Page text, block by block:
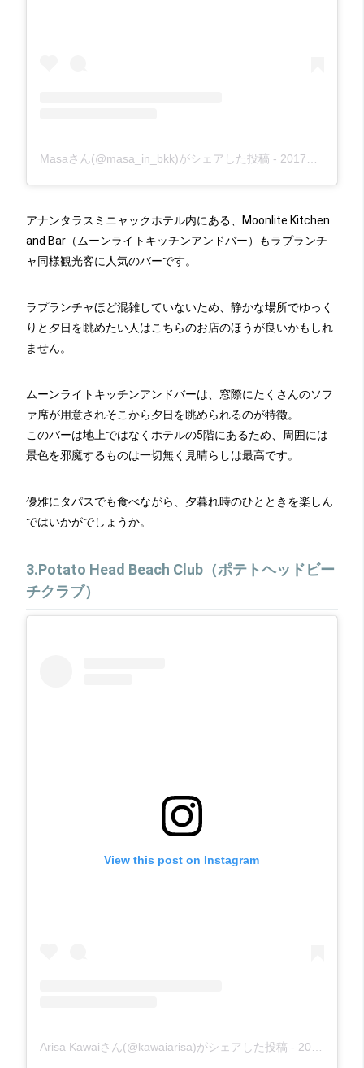
Masaさん(@masa_in_bkk)がシェアした投稿 - 2017年 6月月13日午前5時11分PDT
アナンタラスミニャックホテル内にある、Moonlite Kitchen
and Bar（ムーンライトキッチンアンドバー）もラプランチ
ャ同様観光客に人気のバーです。
ラプランチャほど混雑していないため、静かな場所でゆっく
りと夕日を眺めたい人はこちらのお店のほうが良いかもしれ
ません。
ムーンライトキッチンアンドバーは、窓際にたくさんのソフ
ァ席が用意されそこから夕日を眺められるのが特徴。
このバーは地上ではなくホテルの5階にあるため、周囲には
景色を邪魔するものは一切無く見晴らしは最高です。
優雅にタパスでも食べながら、夕暮れ時のひとときを楽しん
ではいかがでしょうか。
3.Potato Head Beach Club（ポテトヘッドビー
チクラブ）
View this post on Instagram
Arisa Kawaiさん(@kawaiarisa)がシェアした投稿 - 2018年 7月月5日午後6時38分PDT